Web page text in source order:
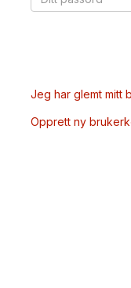
Jeg har glemt mitt
Opprett ny